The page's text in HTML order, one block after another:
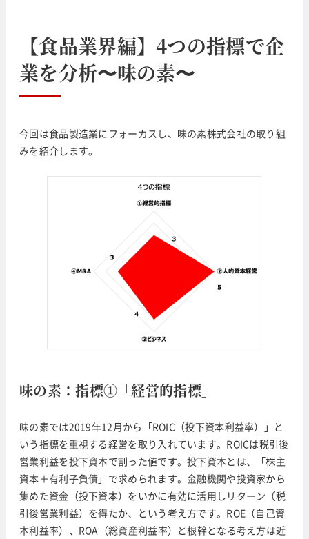
【食品業界編】4つの指標で企
業を分析〜味の素〜
今回は食品製造業にフォーカスし、味の素株式会社の取り組
みを紹介します。
味の素：指標①「経営的指標」
味の素では2019年12月から「ROIC（投下資本利益率）」と
いう指標を重視する経営を取り入れています。ROICは税引後
営業利益を投下資本で割った値です。投下資本とは、「株主
資本＋有利子負債」で求められます。金融機関や投資家から
集めた資金（投下資本）をいかに有効に活用しリターン（税
引後営業利益）を得たか、という考え方です。ROE（自己資
本利益率）、ROA（総資産利益率）と根幹となる考え方は近